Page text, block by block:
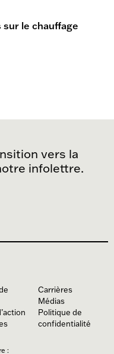
le chauffage
vers la
infolettre.
Carrières
Médias
Politique de
confidentialité
: